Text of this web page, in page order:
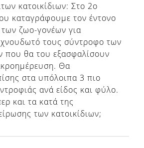
κατοικίδιων: Στο 2ο
καταγράφουμε τον έντονο
ζωο-γονέων για
τους σύντροφο των
που θα του εξασφαλίσουν
Θα
στα υπόλοιπα 3 πιο
ανά είδος και φύλο.
και τα κατά της
των κατοικίδιων;